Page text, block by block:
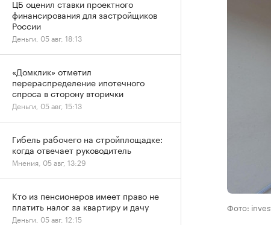
Фото:
ЦБ оценил ставки проектного
финансирования для застройщиков
России
Деньги, 05 авг, 18:13
«Домклик» отметил
перераспределение ипотечного
спроса в сторону вторички
Деньги, 05 авг, 15:13
Гибель рабочего на стройплощадке:
когда отвечает руководитель
Мнения, 05 авг, 13:29
Кто из пенсионеров имеет право не
платить налог за квартиру и дачу
Деньги, 05 авг, 12:15